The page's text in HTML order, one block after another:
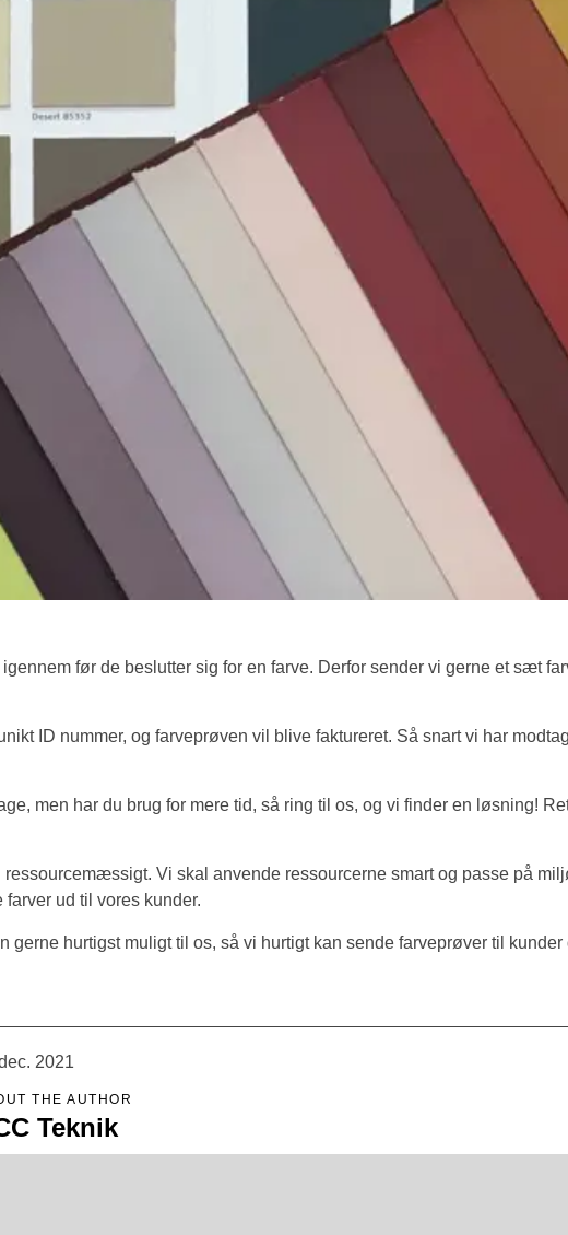
før de beslutter sig for en farve. Derfor sender vi gerne et sæt
ID nummer, og farveprøven vil blive faktureret. Så snart vi har
men har du brug for mere tid, så ring til os, og vi finder en løsning!
Vi skal anvende ressourcerne smart og passe på
ud til vores kunder.
gerne hurtigst muligt til os, så vi hurtigt kan sende farveprøver til
2021
THE AUTHOR
Teknik